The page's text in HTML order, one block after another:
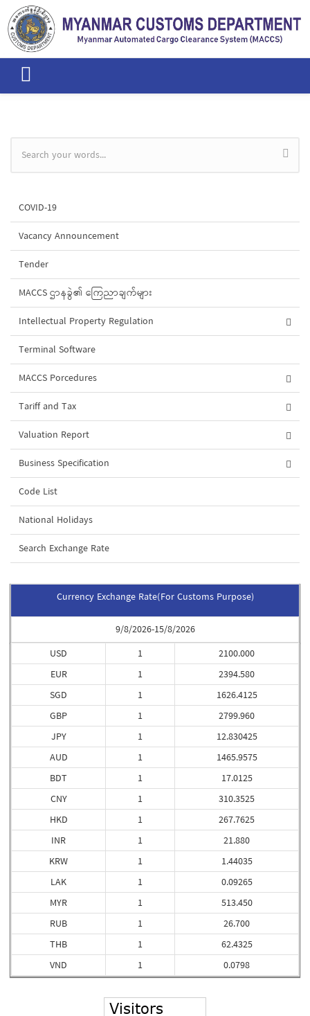
Skip to main content
Search form
COVID-19
Vacancy Announcement
Tender
MACCS ဌာနခွဲ၏ ကြေညာချက်များ
Intellectual Property Regulation
Terminal Software
MACCS Porcedures
Tariff and Tax
Valuation Report
Business Specification
Code List
National Holidays
Search Exchange Rate
Currency Exchange Rate(For Customs Purpose)
9/8/2026-15/8/2026
USD
EUR
SGD
GBP
JPY
AUD
BDT
CNY
HKD
INR
KRW
LAK
MYR
RUB
THB
VND
1
1
1
1
1
1
1
1
1
1
1
1
1
1
1
1
2100.000
2394.580
1626.4125
2799.960
12.830425
1465.9575
17.0125
310.3525
267.7625
21.880
1.44035
0.09265
513.450
26.700
62.4325
0.0798